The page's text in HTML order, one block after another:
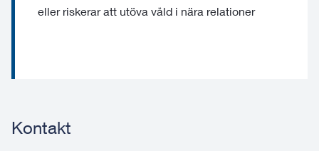
eller riskerar att utöva våld i nära relationer
Kontakt